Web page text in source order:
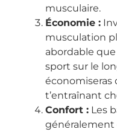
musculaire.
Économie :
musculation
abordable que
sport sur le
économiseras
t’entraînant
Confort : Les
généralement